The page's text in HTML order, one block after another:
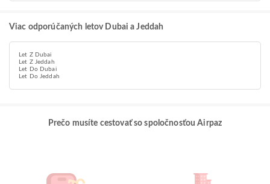
Viac odporúčaných letov Dubai a Jeddah
Let Z Dubai
Let Z Jeddah
Let Do Dubai
Let Do Jeddah
Prečo musíte cestovať so spoločnosťou Airpaz